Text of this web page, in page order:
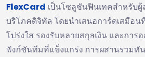
FlexCard เป็นโซลูชันฟินเทคสำหรับ
บริโภคดิจิทัล โดยนำเสนอการ์ดเสมือน
โปร่งใส รองรับหลายสกุลเงิน และการ
ฟังก์ชันทีมที่แข็งแกร่ง การผสานรวมทั